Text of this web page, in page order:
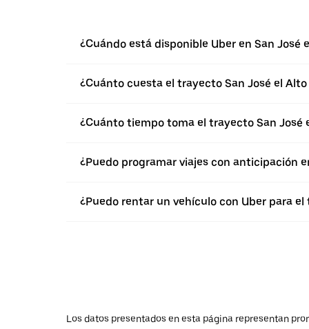
¿Cuándo está disponible Uber en San José
¿Cuánto cuesta el trayecto San José el
¿Cuánto tiempo toma el trayecto San José
¿Puedo programar viajes con anticipación
¿Puedo rentar un vehículo con Uber para
Los datos presentados en esta página representan